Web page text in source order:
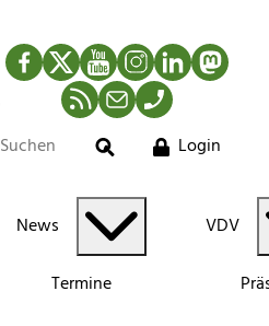
Facebook
TwitterYouTubeInstagram
LinkedIn
RSS-Newsfeed
MailTelefon
Suche
Login
News
Termine
VDV